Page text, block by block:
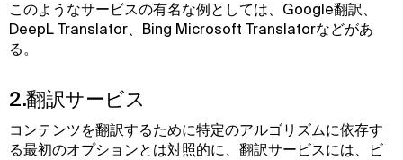
このようなサービスの有名な例としては、Google翻訳、
DeepL Translator、Bing Microsoft Translatorなどがあ
る。
2.翻訳サービス
コンテンツを翻訳するために特定のアルゴリズムに依存す
る最初のオプションとは対照的に、翻訳サービスには、ビ